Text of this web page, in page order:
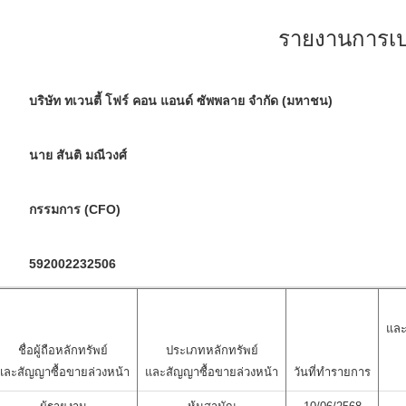
รายงานการ
บริษัท ทเวนตี้ โฟร์ คอน แอนด์ ซัพพลาย จำกัด (มหาชน)
นาย สันติ มณีวงศ์
กรรมการ (CFO)
592002232506
ชื่อผู้ถือหลักทรัพย์
ละสัญญาซื้อขายล่วงหน้า
ประเภทหลักทรัพย์
และสัญญาซื้อขายล่วงหน้า
วันที่ทำรายการ
แล